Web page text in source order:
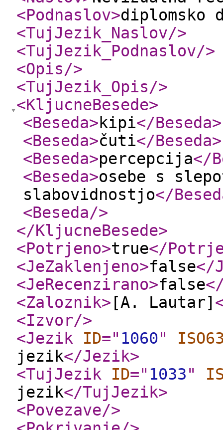
<Podnaslov>diplomsko
<TujJezik_Naslov/>
<TujJezik_Podnaslov/>
<Opis/>
<TujJezik_Opis/>
<KljucneBesede>
<Beseda>kipi</Beseda>
<Beseda>čuti</Beseda>
<Beseda>percepcija</
<Beseda>osebe s
slabovidnostjo</
<Beseda/>
</KljucneBesede>
<Potrjeno>true</
<JeZaklenjeno>false</
<JeRecenzirano>false
<Zaloznik> [A. Lautar]
<Izvor/>
<Jezik
ID=" 1060"
jezik</Jezik>
<TujJezik
ID=" 1033"
jezik</TujJezik>
<Povezave/>